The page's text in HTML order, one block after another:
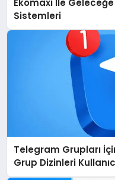
Ekomaxi İle
Sistemleri
Telegram Grupları
Grup Dizinleri